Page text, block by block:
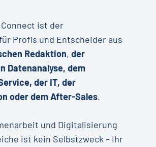
Connect ist der
Profis und Entscheider aus
Redaktion, der
Datenanalyse, dem
der IT, der
oder dem After-Sales.
und Digitalisierung
ist kein Selbstzweck – Ihr